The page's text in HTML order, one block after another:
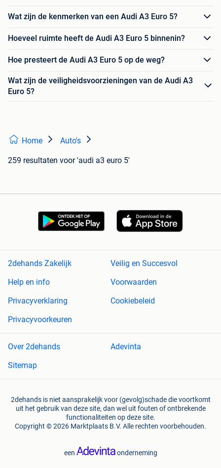
Wat zijn de kenmerken van een Audi A3 Euro 5?
Hoeveel ruimte heeft de Audi A3 Euro 5 binnenin?
Hoe presteert de Audi A3 Euro 5 op de weg?
Wat zijn de veiligheidsvoorzieningen van de Audi A3
Euro 5?
Home Auto's
259 resultaten voor 'audi a3 euro 5'
2dehands Zakelijk
Veilig en Succesvol
Help en info
Voorwaarden
Privacyverklaring
Cookiebeleid
Privacyvoorkeuren
Over 2dehands
Adevinta
Sitemap
2dehands is niet aansprakelijk voor (gevolg)schade die voortkomt
uit het gebruik van deze site, dan wel uit fouten of ontbrekende
functionaliteiten op deze site.
Copyright © 2026 Marktplaats B.V. Alle rechten voorbehouden.
een onderneming